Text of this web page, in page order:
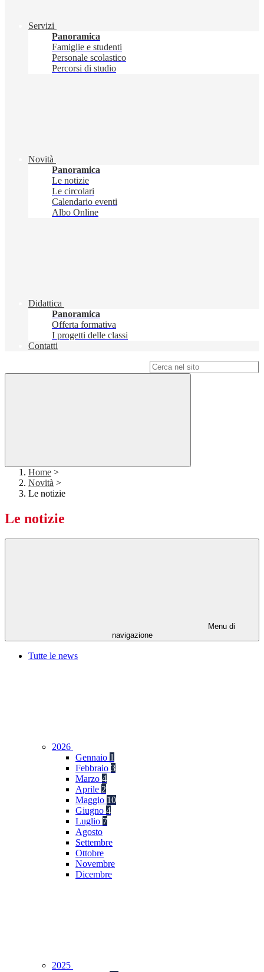
Servizi
Panoramica
Famiglie e studenti
Personale scolastico
Percorsi di studio
Novità
Panoramica
Le notizie
Le circolari
Calendario eventi
Albo Online
Didattica
Panoramica
Offerta formativa
I progetti delle classi
Contatti
Home >
Novità >
Le notizie
Le notizie
Menu di
navigazione
Tutte le news
2026
Gennaio 1
Febbraio 3
Marzo 4
Aprile 2
Maggio 10
Giugno 4
Luglio 7
Agosto
Settembre
Ottobre
Novembre
Dicembre
2025